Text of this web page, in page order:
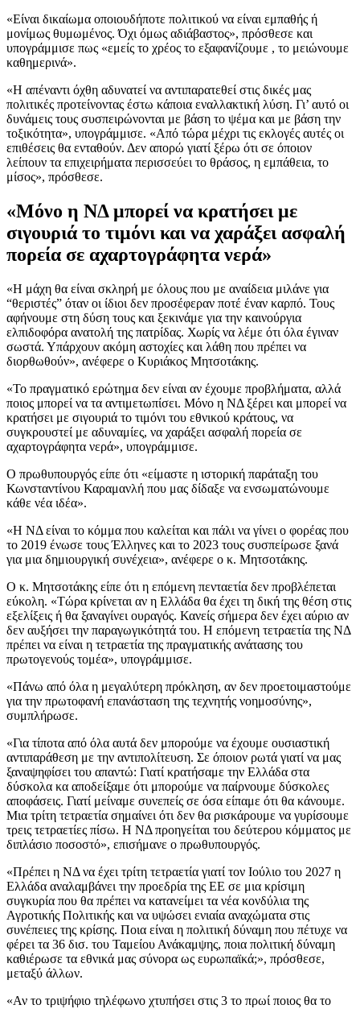
«Είναι δικαίωμα οποιουδήποτε πολιτικού να είναι εμπαθής ή
μονίμως θυμωμένος. Όχι όμως αδιάβαστος», πρόσθεσε και
υπογράμμισε πως «εμείς το χρέος το εξαφανίζουμε , το μειώνουμε
καθημερινά».
«Η απέναντι όχθη αδυνατεί να αντιπαρατεθεί στις δικές μας
πολιτικές προτείνοντας έστω κάποια εναλλακτική λύση. Γι’ αυτό οι
δυνάμεις τους συσπειρώνονται με βάση το ψέμα και με βάση την
τοξικότητα», υπογράμμισε. «Από τώρα μέχρι τις εκλογές αυτές οι
επιθέσεις θα ενταθούν. Δεν απορώ γιατί ξέρω ότι σε όποιον
λείπουν τα επιχειρήματα περισσεύει το θράσος, η εμπάθεια, το
μίσος», πρόσθεσε.
«Μόνο η ΝΔ μπορεί να κρατήσει με
σιγουριά το τιμόνι και να χαράξει ασφαλή
πορεία σε αχαρτογράφητα νερά»
«Η μάχη θα είναι σκληρή με όλους που με αναίδεια μιλάνε για
“θεριστές” όταν οι ίδιοι δεν προσέφεραν ποτέ έναν καρπό. Τους
αφήνουμε στη δύση τους και ξεκινάμε για την καινούργια
ελπιδοφόρα ανατολή της πατρίδας. Χωρίς να λέμε ότι όλα έγιναν
σωστά. Υπάρχουν ακόμη αστοχίες και λάθη που πρέπει να
διορθωθούν», ανέφερε ο Κυριάκος Μητσοτάκης.
«Το πραγματικό ερώτημα δεν είναι αν έχουμε προβλήματα, αλλά
ποιος μπορεί να τα αντιμετωπίσει. Μόνο η ΝΔ ξέρει και μπορεί να
κρατήσει με σιγουριά το τιμόνι του εθνικού κράτους, να
συγκρουστεί με αδυναμίες, να χαράξει ασφαλή πορεία σε
αχαρτογράφητα νερά», υπογράμμισε.
Ο πρωθυπουργός είπε ότι «είμαστε η ιστορική παράταξη του
Κωνσταντίνου Καραμανλή που μας δίδαξε να ενσωματώνουμε
κάθε νέα ιδέα».
«Η ΝΔ είναι το κόμμα που καλείται και πάλι να γίνει ο φορέας που
το 2019 ένωσε τους Έλληνες και το 2023 τους συσπείρωσε ξανά
για μια δημιουργική συνέχεια», ανέφερε ο κ. Μητσοτάκης.
Ο κ. Μητσοτάκης είπε ότι η επόμενη πενταετία δεν προβλέπεται
εύκολη. «Τώρα κρίνεται αν η Ελλάδα θα έχει τη δική της θέση στις
εξελίξεις ή θα ξαναγίνει ουραγός. Κανείς σήμερα δεν έχει αύριο αν
δεν αυξήσει την παραγωγικότητά του. Η επόμενη τετραετία της ΝΔ
πρέπει να είναι η τετραετία της πραγματικής ανάτασης του
πρωτογενούς τομέα», υπογράμμισε.
«Πάνω από όλα η μεγαλύτερη πρόκληση, αν δεν προετοιμαστούμε
για την πρωτοφανή επανάσταση της τεχνητής νοημοσύνης»,
συμπλήρωσε.
«Για τίποτα από όλα αυτά δεν μπορούμε να έχουμε ουσιαστική
αντιπαράθεση με την αντιπολίτευση. Σε όποιον ρωτά γιατί να μας
ξαναψηφίσει του απαντώ: Γιατί κρατήσαμε την Ελλάδα στα
δύσκολα κα αποδείξαμε ότι μπορούμε να παίρνουμε δύσκολες
αποφάσεις. Γιατί μείναμε συνεπείς σε όσα είπαμε ότι θα κάνουμε.
Μια τρίτη τετραετία σημαίνει ότι δεν θα ρισκάρουμε να γυρίσουμε
τρεις τετραετίες πίσω. Η ΝΔ προηγείται του δεύτερου κόμματος με
διπλάσιο ποσοστό», επισήμανε ο πρωθυπουργός.
«Πρέπει η ΝΔ να έχει τρίτη τετραετία γιατί τον Ιούλιο του 2027 η
Ελλάδα αναλαμβάνει την προεδρία της ΕΕ σε μια κρίσιμη
συγκυρία που θα πρέπει να κατανείμει τα νέα κονδύλια της
Αγροτικής Πολιτικής και να υψώσει ενιαία αναχώματα στις
συνέπειες της κρίσης. Ποια είναι η πολιτική δύναμη που πέτυχε να
φέρει τα 36 δισ. του Ταμείου Ανάκαμψης, ποια πολιτική δύναμη
καθιέρωσε τα εθνικά μας σύνορα ως ευρωπαϊκά;», πρόσθεσε,
μεταξύ άλλων.
«Αν το τριψήφιο τηλέφωνο χτυπήσει στις 3 το πρωί ποιος θα το